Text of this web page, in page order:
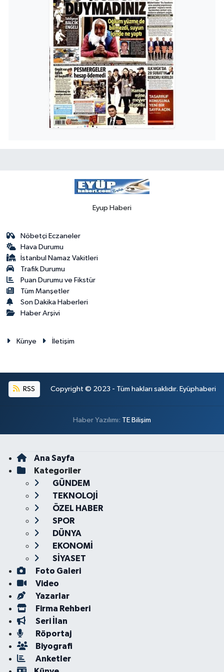
Eyup Haberi
Nöbetçi Eczaneler
Hava Durumu
İstanbul Namaz Vakitleri
Trafik Durumu
Puan Durumu ve Fikstür
Tüm Manşetler
Son Dakika Haberleri
Haber Arşivi
Künye İletişim
RSS Copyright © 2023 - Tüm hakları saklıdır. Eyüphaberi
Haber Yazılımı: TE Bilişim
Ana Sayfa
Kategoriler
GÜNDEM
TEKNOLOJİ
ÖZEL HABER
SPOR
DÜNYA
EKONOMİ
SİYASET
Foto Galeri
Video
Yazarlar
Firma Rehberi
Seri İlan
Röportaj
Biyografi
Anketler